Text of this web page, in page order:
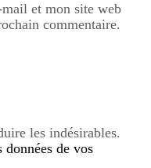
et mon site web
commentaire.
les indésirables.
de vos